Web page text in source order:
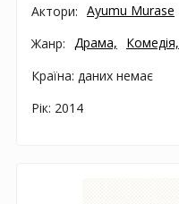
Актори: Ayumu Murase
Жанр:
Драма,
Комедія,
Країна: даних немає
Рік: 2014